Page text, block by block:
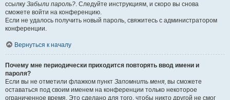
ссылку Забыли пароль?. Следуйте инструкциям, и скоро вы снова
сможете войти на конференцию.
Если не удалось получить новый пароль, свяжитесь с администратором
конференции.
Вернуться к началу
Почему мне периодически приходится повторять ввод имени и
пароля?
Если вы не отметили флажком пункт Запомнить меня, вы сможете
оставаться под своим именем на конференции только некоторое
ограниченное время. Это сделано для того, чтобы никто другой не смог